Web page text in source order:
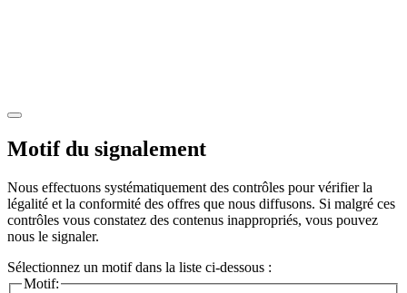
Motif du signalement
Nous effectuons systématiquement des contrôles pour vérifier la
légalité et la conformité des offres que nous diffusons. Si malgré ces
contrôles vous constatez des contenus inappropriés, vous pouvez
nous le signaler.
Sélectionnez un motif dans la liste ci-dessous :
Motif: